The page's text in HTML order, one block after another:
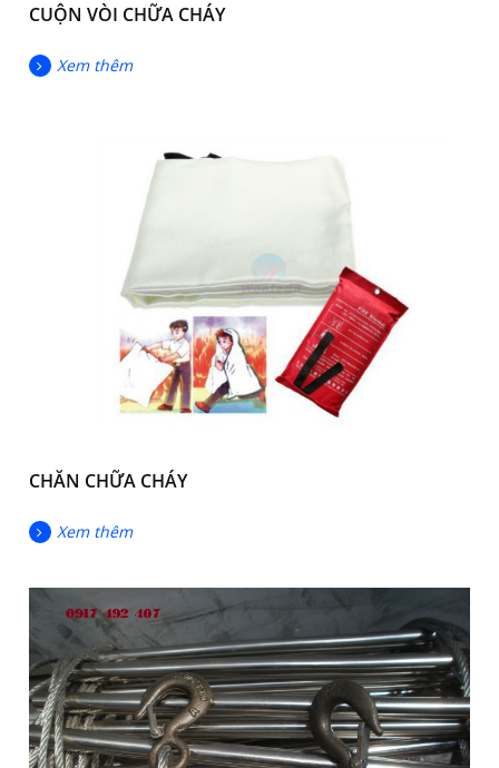
CUỘN VÒI CHỮA CHÁY
Xem thêm
CHĂN CHỮA CHÁY
Xem thêm